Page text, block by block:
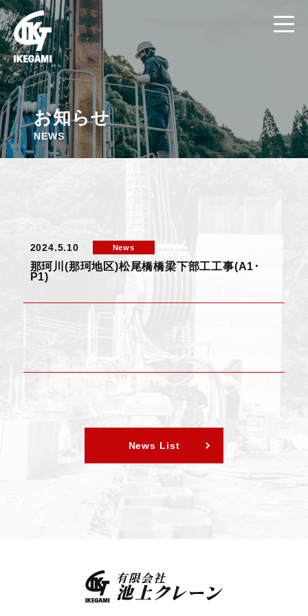
お知らせ
NEWS
2024.5.10 News
那珂川(那珂地区)松尾橋橋梁下部工工事(A1･
P1)
News List